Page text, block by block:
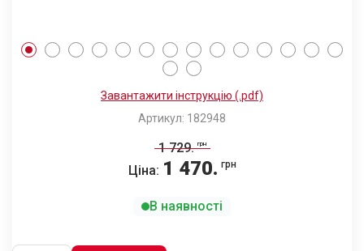
Завантажити інструкцію (.pdf)
Артикул: 182948
1 729. грн
Ціна: 1 470. грн
В наявності